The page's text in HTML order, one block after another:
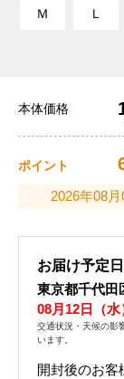
Ｍ Ｌ
本体価格
ポイント
2026年08
お届け予定日
東京都千代田
08月12日（水
交通状況・天候の影
います。
開封後のお客